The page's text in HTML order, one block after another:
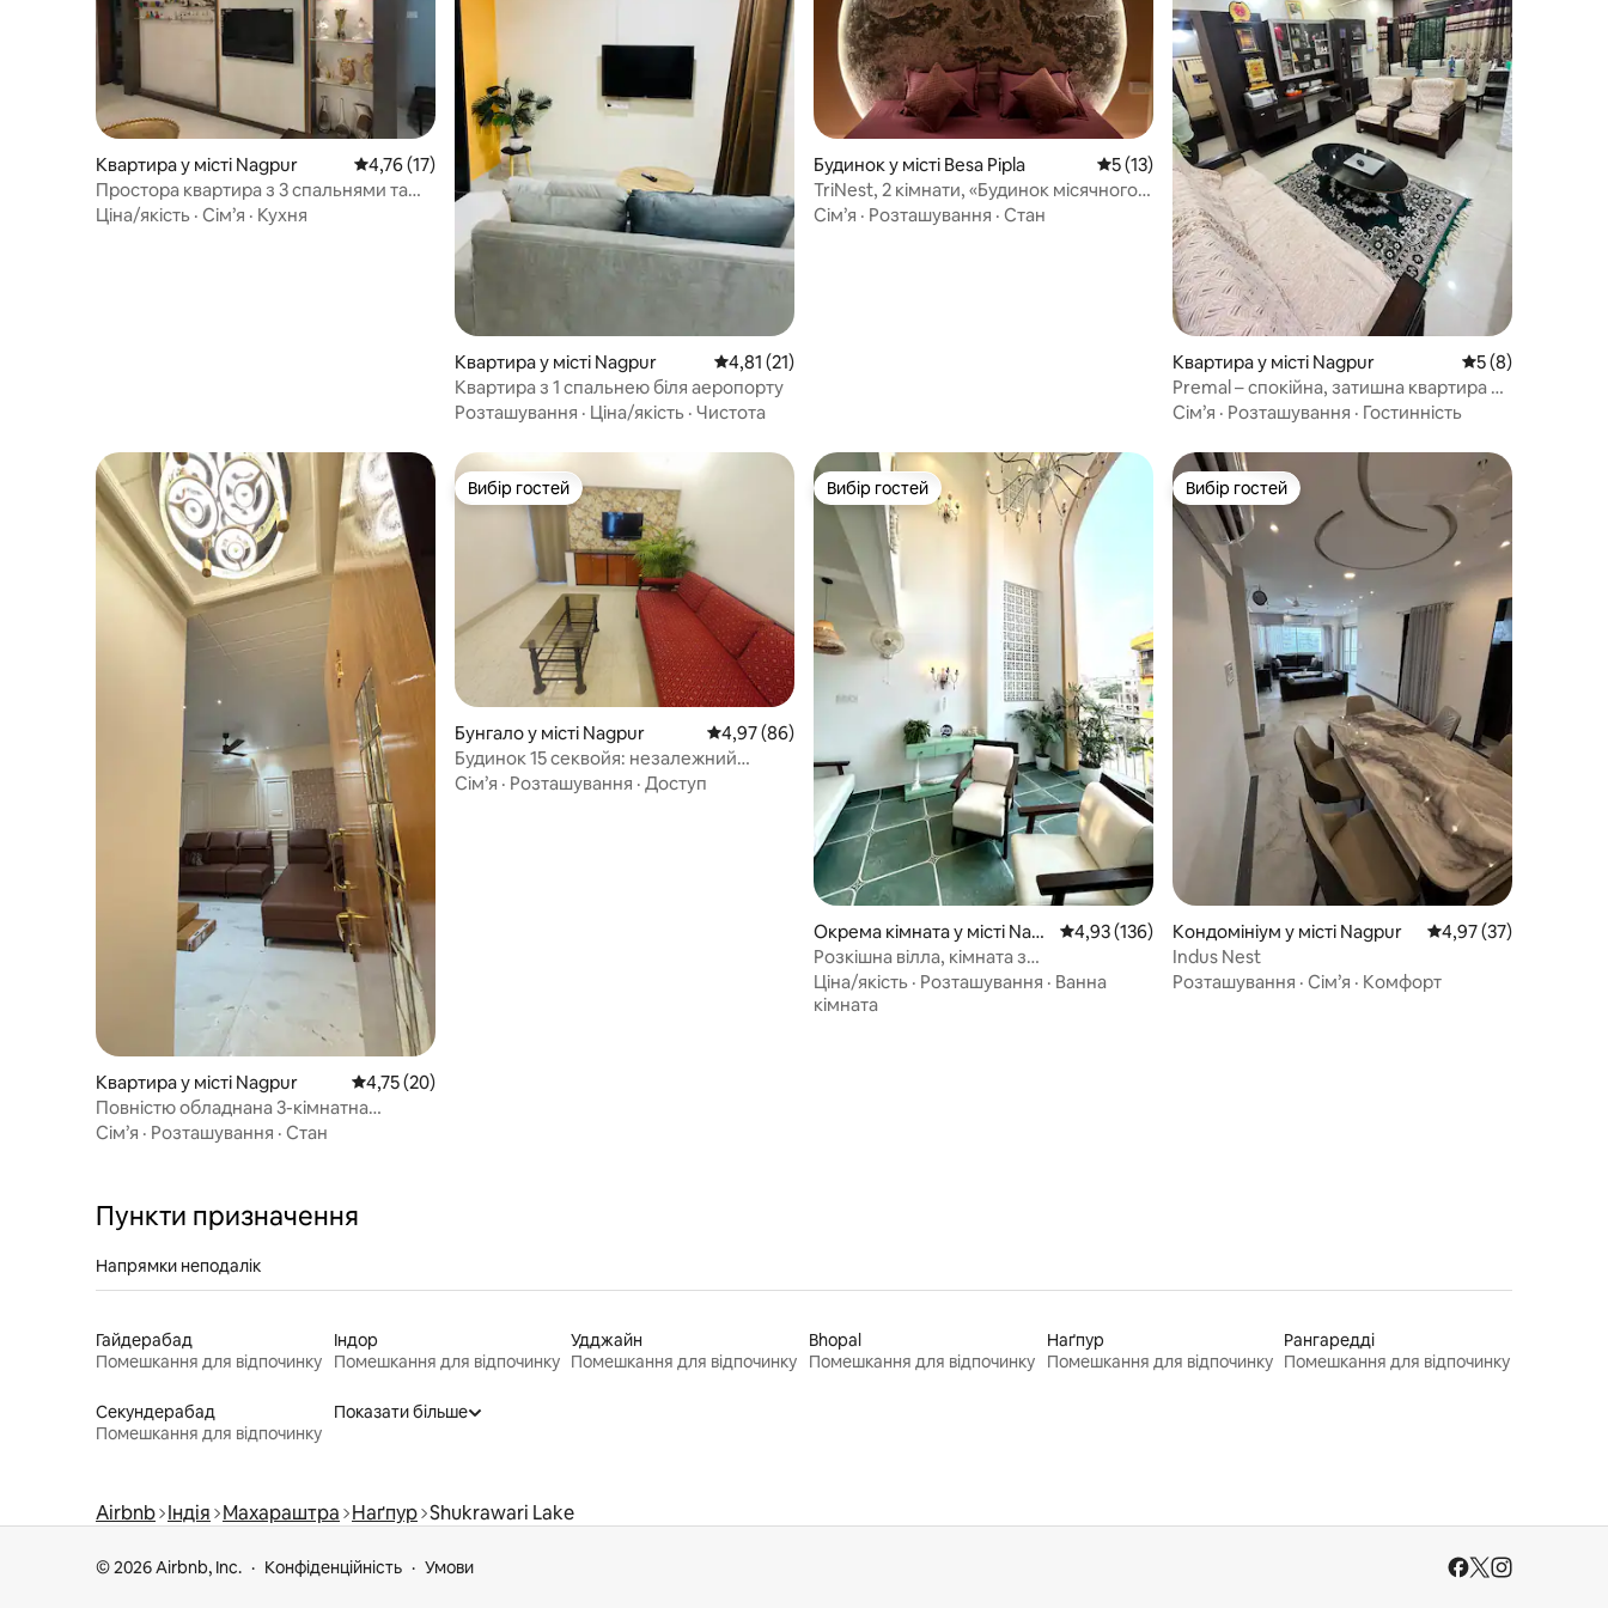
Квартира у місті Nagpur Середня оцінка: 4,76 з 5, відгуки: 17
4,76 (17)
Простора квартира з 3 спальнями та
кухнею в престижному районі Нагпура
Ціна/якість · Сім’я · Кухня
Квартира у місті Nagpur Середня оцінка: 4,81 з 5, відгуки: 21
4,81 (21)
Квартира з 1 спальнею біля аеропорту
Розташування · Ціна/якість · Чистота
Будинок у місті Besa Pipla Середня оцінка: 5 з 5, відгуки: 13
5 (13)
TriNest, 2 кімнати, «Будинок місячного
світла» – почувайтеся як удома
Сім’я · Розташування · Стан
Квартира у місті Nagpur Середня оцінка:
5 (8)
Premal – спокійна, затишна квартира з
2 спальнями та вітальнею | Поруч з
Сім’я · Розташування · Гостинність
Квартира у місті Nagpur Середня оцінка: 4,75 з 5, відгуки: 20
4,75 (20)
Повністю обладнана 3-кімнатна
квартира в Рамдаспеті!
Сім’я · Розташування · Стан
Вибір гостей
Вибір гостей
Бунгало у місті Nagpur Середня оцінка: 4,97 з 5, відгуки: 86
4,97 (86)
Будинок 15 секвойя: незалежний
бунгало
Сім’я · Розташування · Доступ
Вибір гостей
Вибір гостей
Окрема кімната у місті Nag
pur
Середня оцінка: 4,93 з 5, відгуки: 136
4,93 (136)
Розкішна вілла, кімната з
кондиціонером, поблизу аеропорту |
Самостійне прибуття
Ціна/якість · Розташування · Ванна
кімната
Вибір гостей
Вибір гостей
Кондомініум у місті Nagpur Середня оцінка: 4,97
4,97 (37)
Indus Nest
Розташування · Сім’я · Комфорт
Пункти призначення
Напрямки неподалік
Гайдерабад
Помешкання для відпочинку
Індор
Помешкання для відпочинку
Удджайн
Помешкання для відпочинку
Bhopal
Помешкання для відпочинку
Наґпур
Помешкання для відпочинку
Рангаредді
Помешкання для відпочинку
Секундерабад
Помешкання для відпочинку
Показати більше
Airbnb Індія Махараштра Наґпур Shukrawari Lake
© 2026 Airbnb, Inc. Конфіденційність Умови